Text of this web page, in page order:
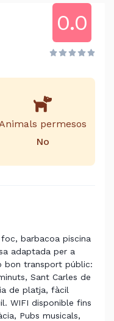
0.0
Animals permesos
No
barbacoa piscina
adaptada per a
bon transport públic:
Sant Carles de
de platja, fàcil
WIFI disponible fins
Pubs musicals,